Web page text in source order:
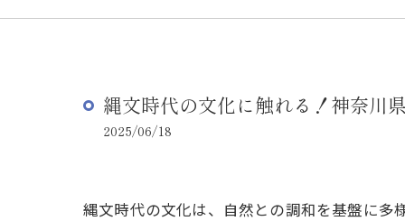
縄文時代の文化に触れる！神奈川
2025/06/18
縄文時代の文化は、自然との調和を基盤に